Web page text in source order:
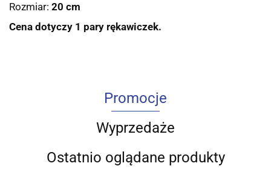
Rozmiar: 20 cm
Cena dotyczy 1 pary rękawiczek.
Promocje
Wyprzedaże
Ostatnio oglądane produkty